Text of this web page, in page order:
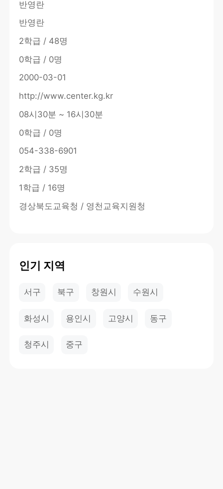
반영란
반영란
2학급 / 48명
0학급 / 0명
2000-03-01
http://www.center.kg.kr
08시30분 ~ 16시30분
0학급 / 0명
054-338-6901
2학급 / 35명
1학급 / 16명
경상북도교육청 / 영천교육지원청
인기 지역
서구 북구 창원시 수원시
화성시 용인시 고양시 동구
청주시 중구